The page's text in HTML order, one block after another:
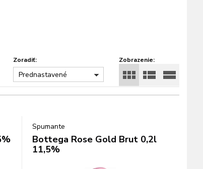
Zobrazenie:
Zoradiť:
Prednastavené
Spumante
Bottega Rose Gold Brut 0,2l
11,5%